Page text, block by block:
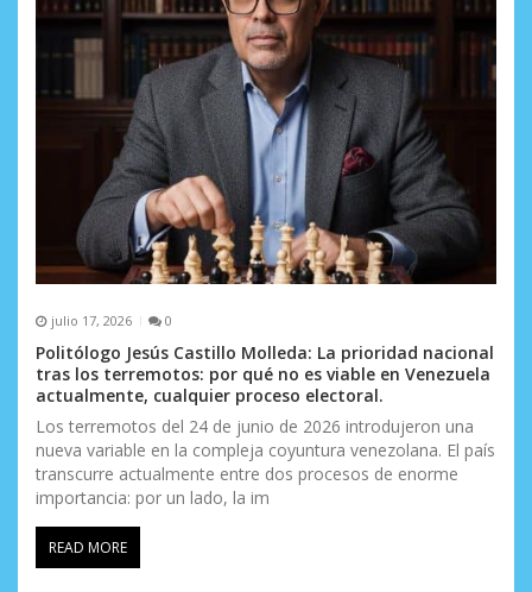
julio 17, 2026 0
Politólogo Jesús Castillo Molleda: La prioridad nacional
tras los terremotos: por qué no es viable en Venezuela
actualmente, cualquier proceso electoral.
Los terremotos del 24 de junio de 2026 introdujeron una
nueva variable en la compleja coyuntura venezolana. El país
transcurre actualmente entre dos procesos de enorme
importancia: por un lado, la im
READ MORE